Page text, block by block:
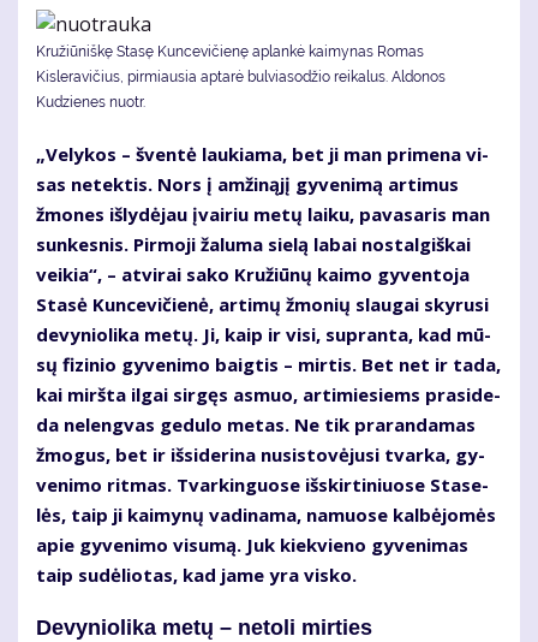
Kružiūniškę Stasę Kuncevičienę aplankė kaimynas Romas
Kisleravičius, pirmiausia aptarė bulviasodžio reikalus. Aldonos
Kudzienes nuotr.
„Ve­ly­kos – šven­tė lau­kia­ma, bet ji man pri­me­na vi­
sas ne­tek­tis. Nors į am­ži­ną­jį gy­ve­ni­mą ar­ti­mus
žmo­nes iš­ly­dė­jau įvai­riu me­tų lai­ku, pa­va­sa­ris man
sun­kes­nis. Pir­mo­ji ža­lu­ma sie­lą la­bai nos­tal­giš­kai
vei­kia“, – at­vi­rai sa­ko Kru­žiū­nų kai­mo gy­ven­to­ja
Sta­sė Kun­ce­vi­čie­nė, ar­ti­mų žmo­nių slau­gai sky­ru­si
de­vy­nio­li­ka me­tų. Ji, kaip ir vi­si, su­pran­ta, kad mū­
sų fi­zi­nio gy­ve­ni­mo baig­tis – mir­tis. Bet net ir ta­da,
kai mirš­ta il­gai sir­gęs as­muo, ar­ti­mie­siems pra­si­de­
da ne­leng­vas ge­du­lo me­tas. Ne tik pra­ran­da­mas
žmo­gus, bet ir iš­si­de­ri­na nu­si­sto­vė­ju­si tvar­ka, gy­
ve­ni­mo rit­mas. Tvar­kin­guo­se iš­skir­ti­niuo­se Sta­se­
lės, taip ji kai­my­nų va­di­na­ma, na­muo­se kal­bė­jo­mės
apie gy­ve­ni­mo vi­su­mą. Juk kiek­vie­no gy­ve­ni­mas
taip su­dė­lio­tas, kad ja­me yra vis­ko.
De­vy­nio­li­ka me­tų – ne­to­li mir­ties